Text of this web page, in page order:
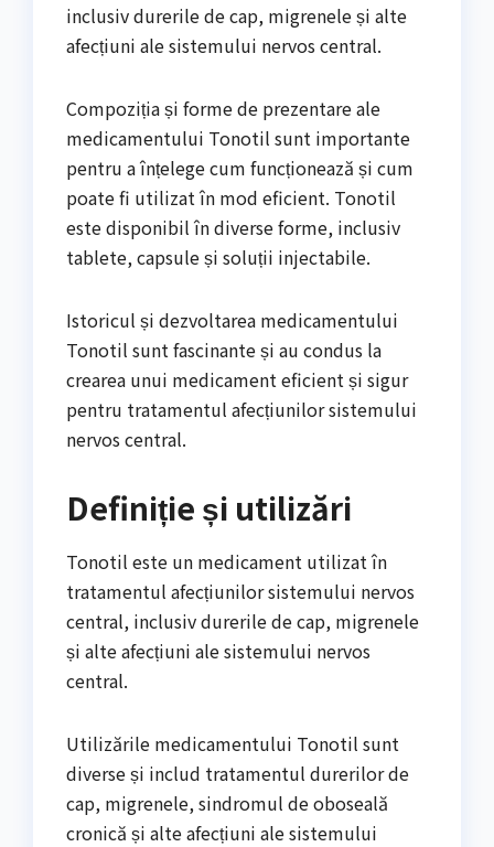
inclusiv durerile de cap, migrenele și alte
afecțiuni ale sistemului nervos central.
Compoziția și forme de prezentare ale
medicamentului Tonotil sunt importante
pentru a înțelege cum funcționează și cum
poate fi utilizat în mod eficient. Tonotil
este disponibil în diverse forme, inclusiv
tablete, capsule și soluții injectabile.
Istoricul și dezvoltarea medicamentului
Tonotil sunt fascinante și au condus la
crearea unui medicament eficient și sigur
pentru tratamentul afecțiunilor sistemului
nervos central.
Definiție și utilizări
Tonotil este un medicament utilizat în
tratamentul afecțiunilor sistemului nervos
central, inclusiv durerile de cap, migrenele
și alte afecțiuni ale sistemului nervos
central.
Utilizările medicamentului Tonotil sunt
diverse și includ tratamentul durerilor de
cap, migrenele, sindromul de oboseală
cronică și alte afecțiuni ale sistemului